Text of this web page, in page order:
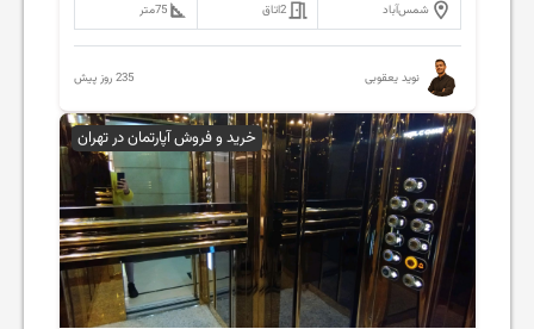
شمس‌آباد 2اتاق 75متر
نوید یعقوبی 235 روز پیش
خرید و فروش آپارتمان در تهران